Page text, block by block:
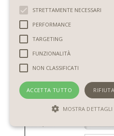
STRETTAMENTE NECESSARI
PERFORMANCE
TARGETING
FUNZIONALITÀ
NON CLASSIFICATI
ACCETTA TUTTO
MOSTRA DETTAGLI